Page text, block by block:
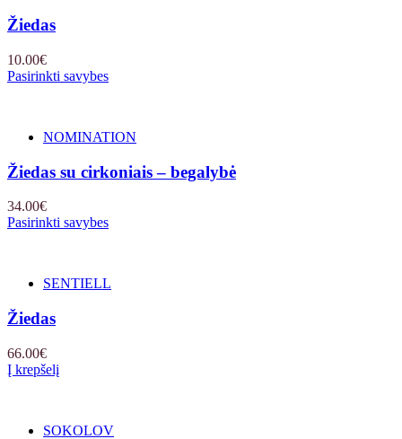
Žiedas
10.00€
Pasirinkti savybes
NOMINATION
Žiedas su cirkoniais – begalybė
34.00€
Pasirinkti savybes
SENTIELL
Žiedas
66.00€
Į krepšelį
SOKOLOV